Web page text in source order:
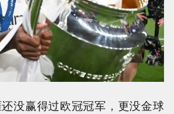
没赢得过欧冠冠军，更没金球